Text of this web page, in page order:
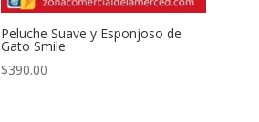
Peluche Suave y Esponjoso de
Gato Smile
$390.00